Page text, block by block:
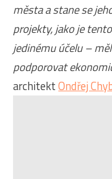
města a stane se
projekty, jako je
jedinému účelu –
podporovat
architektOndřej